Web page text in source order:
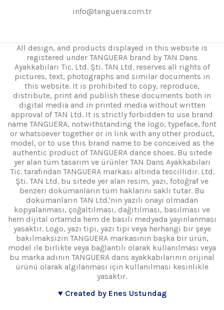
info@tanguera.com.tr
All design, and products displayed in this website is
registered under TANGUERA brand by TAN Dans
Ayakkabıları Tic. Ltd. Şti. TAN Ltd. reserves all rights of
pictures, text, photographs and similar documents in
this website. It is prohibited to copy, reproduce,
distribute, print and publish these documents both in
digital media and in printed media without written
approval of TAN Ltd. It is strictly forbidden to use brand
name TANGUERA, notwithstanding the logo, typeface, font
or whatsoever together or in link with any other product,
model, or to use this brand name to be conceived as the
authentic product of TANGUERA dance shoes. Bu sitede
yer alan tüm tasarım ve ürünler TAN Dans Ayakkabıları
Tic. tarafından TANGUERA markası altında tescillidir. Ltd.
Şti. TAN Ltd. bu sitede yer alan resim, yazı, fotoğraf ve
benzeri dokümanların tüm haklarını saklı tutar. Bu
dokümanların TAN Ltd.'nin yazılı onayı olmadan
kopyalanması, çoğaltılması, dağıtılması, basılması ve
hem dijital ortamda hem de basılı medyada yayınlanması
yasaktır. Logo, yazı tipi, yazı tipi veya herhangi bir şeye
bakılmaksızın TANGUERA markasının başka bir ürün,
model ile birlikte veya bağlantılı olarak kullanılması veya
bu marka adının TANGUERA dans ayakkabılarının orijinal
ürünü olarak algılanması için kullanılması kesinlikle
yasaktır.
♥ Created by Enes Ustundag